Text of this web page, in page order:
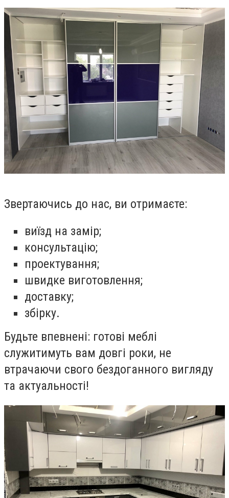
Звертаючись до нас, ви отримаєте:
виїзд на замір;
консультацію;
проектування;
швидке виготовлення;
доставку;
збірку.
Будьте впевнені: готові меблі
служитимуть вам довгі роки, не
втрачаючи свого бездоганного вигляду
та актуальності!